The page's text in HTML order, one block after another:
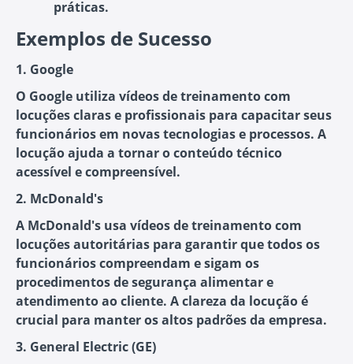
práticas.
Exemplos de Sucesso
1. Google
O Google utiliza vídeos de treinamento com
locuções claras e profissionais para capacitar seus
funcionários em novas tecnologias e processos. A
locução ajuda a tornar o conteúdo técnico
acessível e compreensível.
2. McDonald's
A McDonald's usa vídeos de treinamento com
locuções autoritárias para garantir que todos os
funcionários compreendam e sigam os
procedimentos de segurança alimentar e
atendimento ao cliente. A clareza da locução é
crucial para manter os altos padrões da empresa.
3. General Electric (GE)